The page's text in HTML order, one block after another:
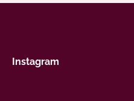
Instagram